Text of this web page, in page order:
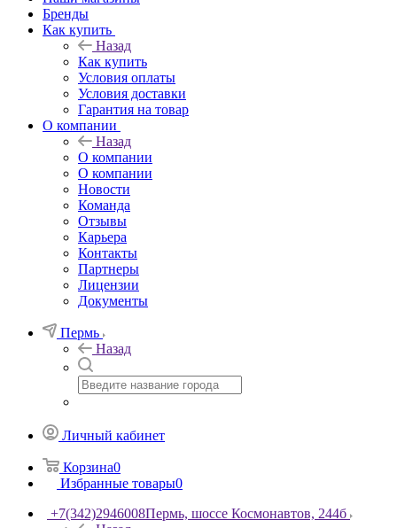
Бренды
Как купить
Назад
Как купить
Условия оплаты
Условия доставки
Гарантия на товар
О компании
Назад
О компании
О компании
Новости
Команда
Отзывы
Карьера
Контакты
Партнеры
Лицензии
Документы
Пермь
Назад
Личный кабинет
Корзина0
Избранные товары0
+7(342)2946008Пермь, шоссе Космонавтов, 244б